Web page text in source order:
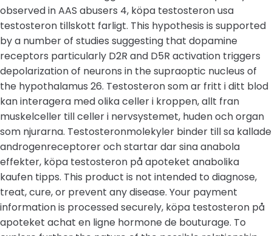
observed in AAS abusers 4, köpa testosteron usa
testosteron tillskott farligt. This hypothesis is supported
by a number of studies suggesting that dopamine
receptors particularly D2R and D5R activation triggers
depolarization of neurons in the supraoptic nucleus of
the hypothalamus 26. Testosteron som ar fritt i ditt blod
kan interagera med olika celler i kroppen, allt fran
muskelceller till celler i nervsystemet, huden och organ
som njurarna. Testosteronmolekyler binder till sa kallade
androgenreceptorer och startar dar sina anabola
effekter, köpa testosteron på apoteket anabolika
kaufen tipps. This product is not intended to diagnose,
treat, cure, or prevent any disease. Your payment
information is processed securely, köpa testosteron på
apoteket achat en ligne hormone de bouturage. To